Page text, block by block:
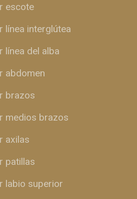
escote
línea interglútea
línea del alba
abdomen
brazos
medios brazos
axilas
patillas
labio superior